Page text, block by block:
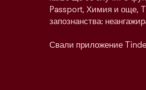
Passport, Химия и още,
запознанства:
Свали приложение